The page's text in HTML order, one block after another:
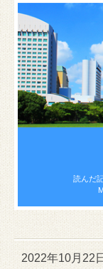
読んだ
2022年10月22